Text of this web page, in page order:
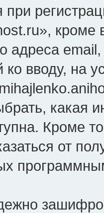
кроме
адреса
ко вводу, на
какая
Кроме
от